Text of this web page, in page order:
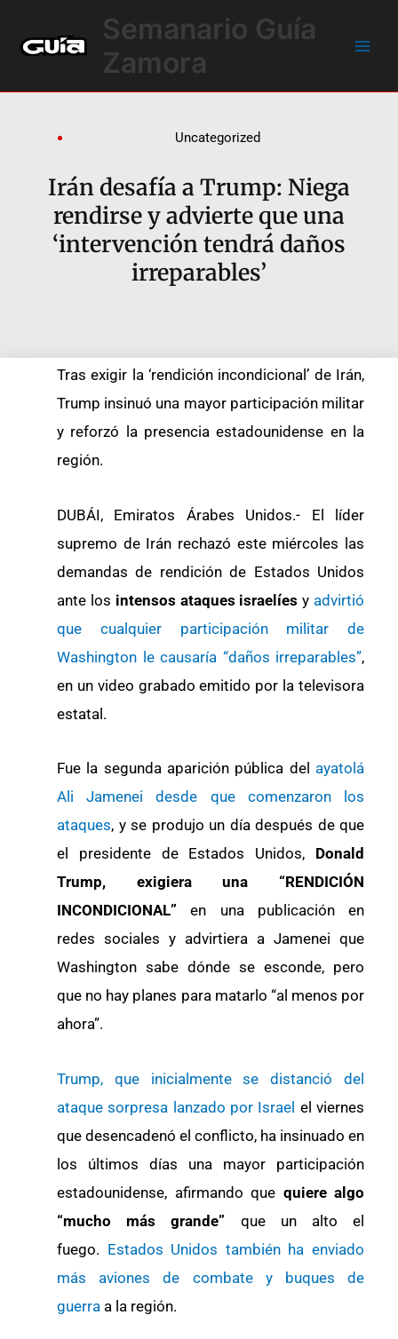
contenido
Semanario Guía
Zamora
Uncategorized
Irán desafía a Trump: Niega
rendirse y advierte que una
‘intervención tendrá daños
irreparables’
Tras exigir la ‘rendición incondicional’ de Irán,
Trump insinuó una mayor participación militar
y reforzó la presencia estadounidense en la
región.
DUBÁI, Emiratos Árabes Unidos.- El líder
supremo de Irán rechazó este miércoles las
demandas de rendición de Estados Unidos
ante los intensos ataques israelíes y advirtió
que cualquier participación militar de
Washington le causaría “daños irreparables”,
en un video grabado emitido por la televisora
estatal.
Fue la segunda aparición pública del ayatolá
Ali Jamenei desde que comenzaron los
ataques, y se produjo un día después de que
el presidente de Estados Unidos, Donald
Trump, exigiera una “RENDICIÓN
INCONDICIONAL” en una publicación en
redes sociales y advirtiera a Jamenei que
Washington sabe dónde se esconde, pero
que no hay planes para matarlo “al menos por
ahora”.
Trump, que inicialmente se distanció del
ataque sorpresa lanzado por Israel el viernes
que desencadenó el conflicto, ha insinuado en
los últimos días una mayor participación
estadounidense, afirmando que quiere algo
“mucho más grande” que un alto el
fuego. Estados Unidos también ha enviado
más aviones de combate y buques de
guerra a la región.